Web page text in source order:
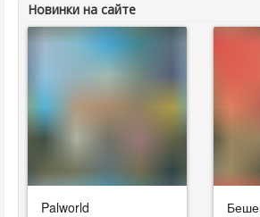
Новинки на сайте
Palworld